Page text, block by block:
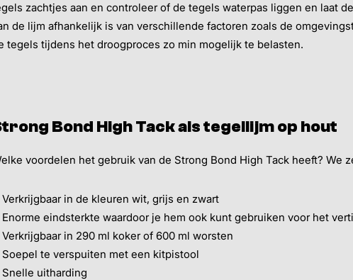
zachtjes aan en controleer of de tegels waterpas liggen en laat
de lijm afhankelijk is van verschillende factoren zoals de
tegels tijdens het droogproces zo min mogelijk te belasten.
Bond High Tack als tegellijm op hout
voordelen het gebruik van de Strong Bond High Tack heeft? We
Verkrijgbaar in de kleuren wit, grijs en zwart
Enorme eindsterkte waardoor je hem ook kunt gebruiken voor het
Verkrijgbaar in 290 ml koker of 600 ml worsten
Soepel te verspuiten met een kitpistool
Snelle uitharding